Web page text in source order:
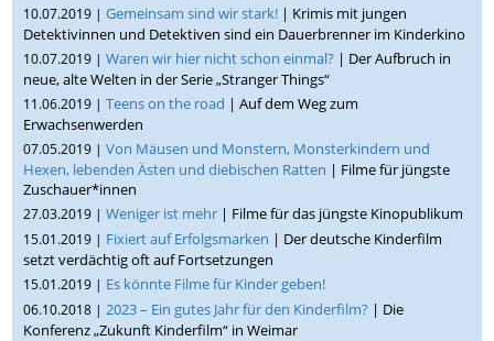
10.07.2019 |Gemeinsam sind wir stark! | Krimis mit jungen
Detektivinnen und Detektiven sind ein Dauerbrenner im Kinderkino
10.07.2019 |Waren wir hier nicht schon einmal? | Der Aufbruch in
neue, alte Welten in der Serie „Stranger Things“
11.06.2019 |Teens on the road | Auf dem Weg zum
Erwachsenwerden
07.05.2019 |Von Mäusen und Monstern, Monsterkindern und
Hexen, lebenden Ästen und diebischen Ratten | Filme für jüngste
Zuschauer*innen
27.03.2019 |Weniger ist mehr | Filme für das jüngste Kinopublikum
15.01.2019 | Fixiert auf Erfolgsmarken | Der deutsche Kinderfilm
setzt verdächtig oft auf Fortsetzungen
15.01.2019 | Es könnte Filme für Kinder geben!
06.10.2018 | 2023 – Ein gutes Jahr für den Kinderfilm? | Die
Konferenz „Zukunft Kinderfilm“ in Weimar